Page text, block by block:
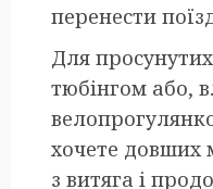
перенести
Для
тюбінгом або,
хочете довших
з витяга і